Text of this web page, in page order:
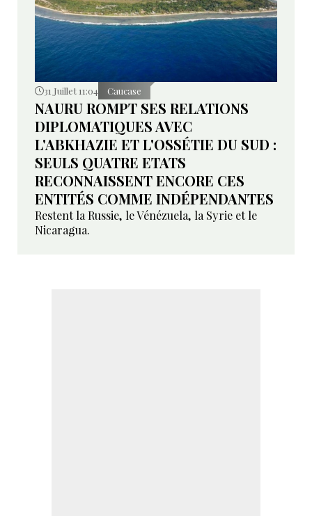
31 Juillet 11:04 Caucase
NAURU ROMPT SES RELATIONS
DIPLOMATIQUES AVEC
L'ABKHAZIE ET L'OSSÉTIE DU SUD :
SEULS QUATRE ETATS
RECONNAISSENT ENCORE CES
ENTITÉS COMME INDÉPENDANTES
Restent la Russie, le Vénézuela, la Syrie et le
Nicaragua.